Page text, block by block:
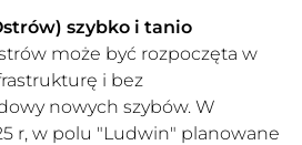
szybko i tanio
może być rozpoczęta w
i bez
nowych szybów. W
r, w polu "Ludwin" planowane